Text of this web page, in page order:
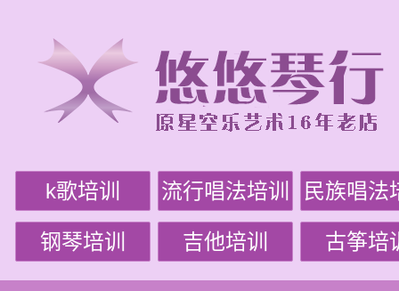
k歌培训 流行唱法培训 民族唱法
钢琴培训 吉他培训 古筝培